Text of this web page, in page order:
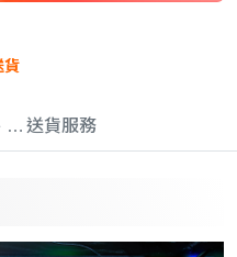
貨
消與退款政策
送貨服務